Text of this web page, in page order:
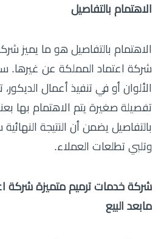
الاهتمام بالتفاصيل
الاهتمام بالتفاصيل هو ما يميز
شركة اعتماد المملكة عن غيرها.
الألوان أو في تنفيذ أعمال
تفصيلة صغيرة يتم الاهتمام بها
بالتفاصيل يضمن أن النتيجة
وتلبي تطلعات العملاء.
شركة خدمات ترميم متميزة شركة
مابعد البيع